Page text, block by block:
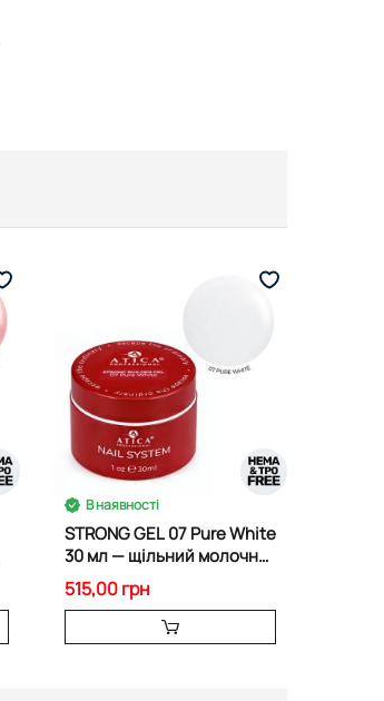
В наявності
STRONG GEL 07 Pure White
30 мл — щільний молочно-
білий
515,00 грн